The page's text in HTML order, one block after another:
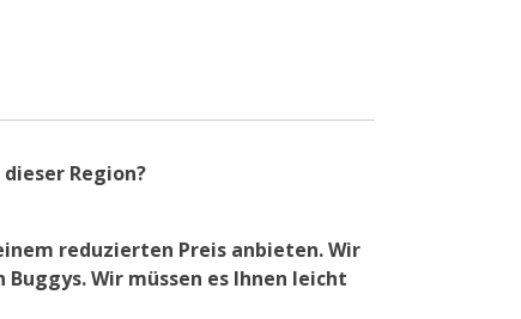
Region?
reduzierten Preis anbieten. Wir
Wir müssen es Ihnen leicht